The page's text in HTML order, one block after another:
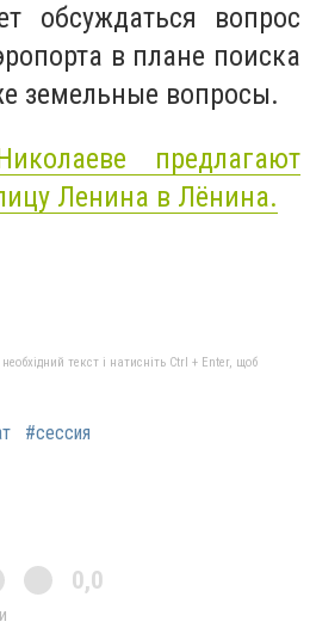
обсуждаться вопрос
в плане поиска
земельные вопросы.
предлагают
Ленина в Лёнина.
текст і натисніть Ctrl + Enter, щоб
#сессия
0,0